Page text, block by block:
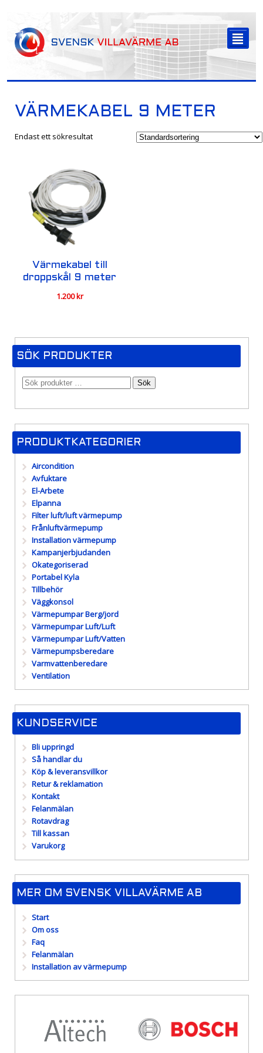
²
VÄRMEKABEL 9 METER
Endast ett sökresultat
Värmekabel till
droppskål 9 meter
1.200kr
SÖK PRODUKTER
Sök
PRODUKTKATEGORIER
Aircondition
Avfuktare
El-Arbete
Elpanna
Filter luft/luft värmepump
Frånluftvärmepump
Installation värmepump
Kampanjerbjudanden
Okategoriserad
Portabel Kyla
Tillbehör
Väggkonsol
Värmepumpar Berg/jord
Värmepumpar Luft/Luft
Värmepumpar Luft/Vatten
Värmepumpsberedare
Varmvattenberedare
Ventilation
KUNDSERVICE
Bli uppringd
Så handlar du
Köp & leveransvillkor
Retur & reklamation
Kontakt
Felanmälan
Rotavdrag
Till kassan
Varukorg
MER OM SVENSK VILLAVÄRME AB
Start
Om oss
Faq
Felanmälan
Installation av värmepump